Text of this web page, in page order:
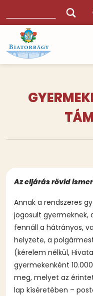
tartalomra
Az eljárás rövid
Annak a rendszeres
jogosult gyermeknek,
fennáll a hátrányos,
helyzete, a
(kérelem nélkül,
gyermekenként
meg, melyet az
lap kíséretében –